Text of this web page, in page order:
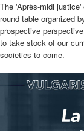
The 'Après-midi
round table organized
prospective
to take stock of our
societies to come.